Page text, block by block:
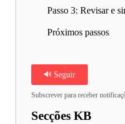
Passo 3: Revisar e
Próximos passos
Seguir
Subscrever para receber
Secções KB